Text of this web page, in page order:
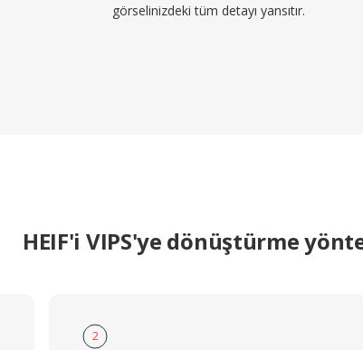
görselinizdeki tüm detayı yansıtır.
HEIF'i VIPS'ye dönüştürme
2